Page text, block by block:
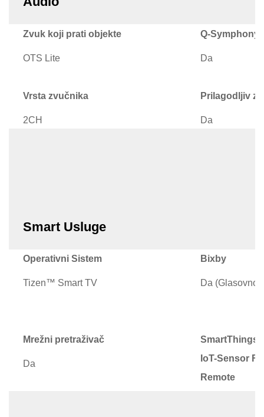
Zvuk koji prati objekte
OTS Lite
Q-Symphony
Da
Vrsta zvučnika
2CH
Prilagodljiv
Da
Smart Usluge
Operativni Sistem
Tizen™ Smart TV
Bixby
Da (Glasovno
Mrežni pretraživač
Da
SmartThings
IoT-Sensor
Remote